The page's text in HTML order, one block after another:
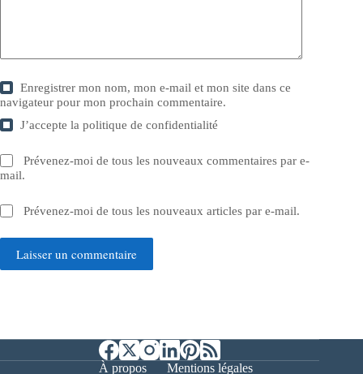
Enregistrer mon nom, mon e-mail et mon site dans ce
navigateur pour mon prochain commentaire.
J’accepte lapolitique de confidentialité
Prévenez-moi de tous les nouveaux commentaires par e-
mail.
Prévenez-moi de tous les nouveaux articles par e-mail.
Laisser un commentaire
À propos Mentions légales